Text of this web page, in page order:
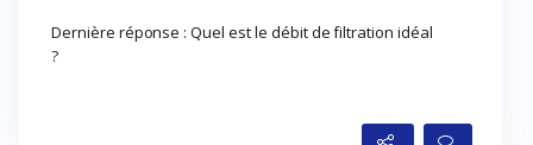
Dernière réponse : Quel est le débit de filtration idéal
?